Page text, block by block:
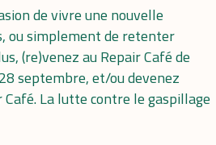
de vivre une nouvelle
ou simplement de retenter
(re)venez au Repair Café de
septembre, et/ou devenez
Café. La lutte contre le gaspillage